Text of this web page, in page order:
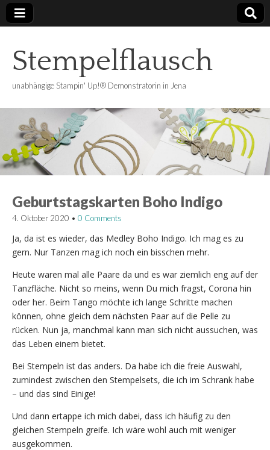
Stempelflausch
unabhängige Stampin' Up!® Demonstratorin in Jena
Geburtstagskarten Boho Indigo
4. Oktober 2020 • 0 Comments
Ja, da ist es wieder, das Medley Boho Indigo. Ich mag es zu
gern. Nur Tanzen mag ich noch ein bisschen mehr.
Heute waren mal alle Paare da und es war ziemlich eng auf der
Tanzfläche. Nicht so meins, wenn Du mich fragst, Corona hin
oder her. Beim Tango möchte ich lange Schritte machen
können, ohne gleich dem nächsten Paar auf die Pelle zu
rücken. Nun ja, manchmal kann man sich nicht aussuchen, was
das Leben einem bietet.
Bei Stempeln ist das anders. Da habe ich die freie Auswahl,
zumindest zwischen den Stempelsets, die ich im Schrank habe
– und das sind Einige!
Und dann ertappe ich mich dabei, dass ich häufig zu den
gleichen Stempeln greife. Ich wäre wohl auch mit weniger
ausgekommen.